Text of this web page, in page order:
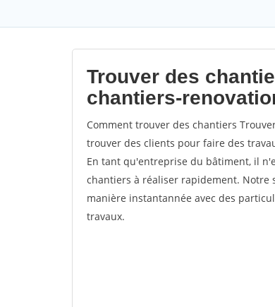
Trouver des
chantiers-
Comment trouver des chantiers
trouver des clients pour faire des
En tant qu'entreprise du bâtiment, il
chantiers à réaliser rapidement. Notre
manière instantannée avec des
travaux.